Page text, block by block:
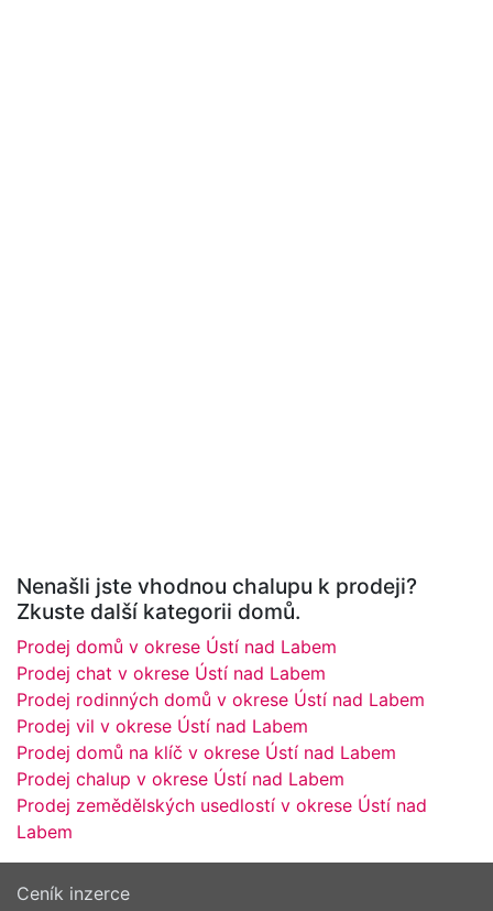
Nenašli jste vhodnou chalupu k prodeji?
Zkuste další kategorii domů.
Prodej domů v okrese Ústí nad Labem
Prodej chat v okrese Ústí nad Labem
Prodej rodinných domů v okrese Ústí nad Labem
Prodej vil v okrese Ústí nad Labem
Prodej domů na klíč v okrese Ústí nad Labem
Prodej chalup v okrese Ústí nad Labem
Prodej zemědělských usedlostí v okrese Ústí nad
Labem
Ceník inzerce